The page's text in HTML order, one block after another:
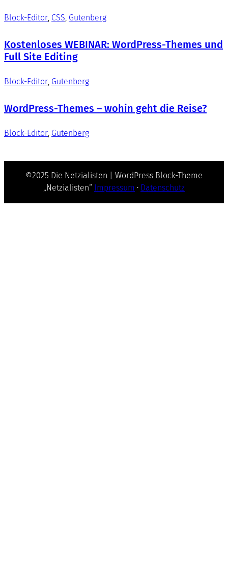
Block-Editor CSS Gutenberg
Kostenloses WEBINAR: WordPress-Themes und
Full Site Editing
Block-Editor Gutenberg
WordPress-Themes – wohin geht die Reise?
Block-Editor Gutenberg
©2025 Die Netzialisten | WordPress Block-Theme
„Netzialisten“ Impressum · Datenschutz